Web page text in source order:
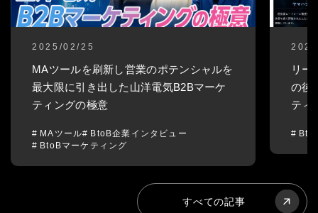
2025/02/25
MAツールを刷新し営業のポテンシャルを
最大限に引き出した山洋電気B2Bマーケ
ティングの極意
MAツール
BtoB企業インタビュー
BtoBマーケティング
リー
の後
ティ
すべての記事